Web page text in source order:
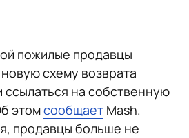
пожилые продавцы
схему возврата
ссылаться на собственную
этомсообщает Mash.
продавцы больше не